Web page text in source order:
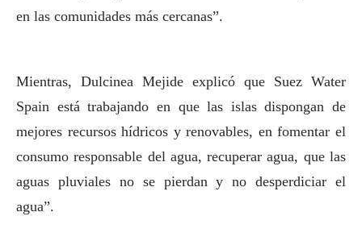
en las comunidades más cercanas”.
Mientras, Dulcinea Mejide explicó que Suez Water
Spain está trabajando en que las islas dispongan de
mejores recursos hídricos y renovables, en fomentar el
consumo responsable del agua, recuperar agua, que las
aguas pluviales no se pierdan y no desperdiciar el
agua”.